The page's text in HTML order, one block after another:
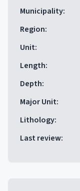
Municipality:
Region:
Unit:
Length:
Depth:
Major Unit:
Lithology:
Last review: